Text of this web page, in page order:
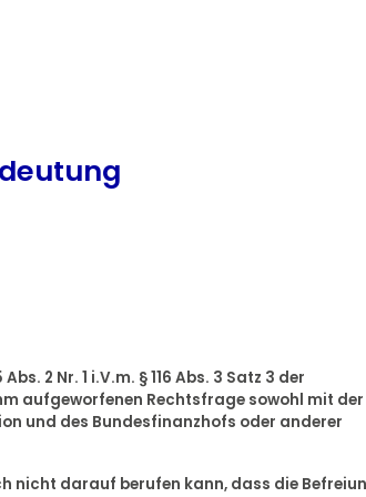
2 Nr. 1 i.V.m. § 116 Abs. 3 Satz 3 der
aufgeworfenen Rechtsfrage sowohl mit der
und des Bundesfinanzhofs oder anderer
nicht darauf berufen kann, dass die